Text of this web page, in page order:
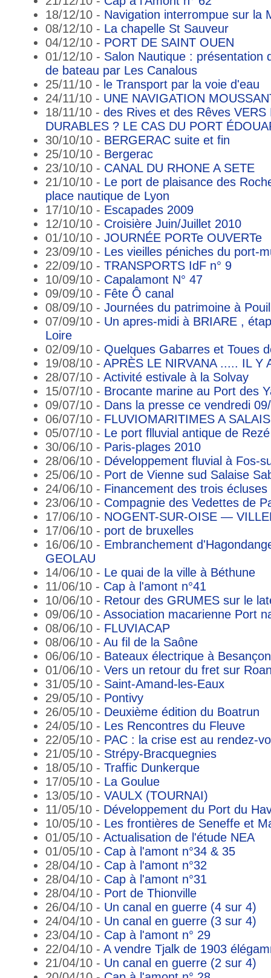
18/12/10 - Navigation interrompue sur la
08/12/10 - La chapelle St Sauveur
04/12/10 - PORT DE SAINT OUEN
01/12/10 - Salon Nautique : présentation
de bateau par Les Canalous
25/11/10 - le Transport par la voie d'eau
24/11/10 - UNE NAVIGATION
18/11/10 - des Rives et des Rêves VERS
DURABLES ? LE CAS DU PORT
30/10/10 - BERGERAC suite et fin
25/10/10 - Bergerac
23/10/10 - CANAL DU RHONE A SETE
21/10/10 - Le port de plaisance des
place nautique de Lyon
17/10/10 - Escapades 2009
12/10/10 - Croisière Juin/Juillet 2010
01/10/10 - JOURNÉE PORTe OUVERTe
23/09/10 - Les vieilles péniches du port-
22/09/10 - TRANSPORTS IdF n° 9
10/09/10 - Capalamont N° 47
09/09/10 - Fête Ô canal
08/09/10 - Journées du patrimoine à
07/09/10 - Un apres-midi à BRIARE ,
Loire
02/09/10 - Quelques Gabarres et Toues
19/08/10 - APRÈS LE NIRVANA ..... IL Y
28/07/10 - Activité estivale à la Solvay
15/07/10 - Brocante marine au Port des
09/07/10 - Dans la presse ce vendredi
06/07/10 - FLUVIOMARITIMES A
05/07/10 - Le port flluvial antique de Rezé
30/06/10 - Paris-plages 2010
28/06/10 - Développement fluvial à Fos-
25/06/10 - Port de Vienne sud Salaise
24/06/10 - Financement des trois
23/06/10 - Compagnie des Vedettes de
17/06/10 - NOGENT-SUR-OISE —
17/06/10 - port de bruxelles
16/06/10 - Embranchement
GEOLAU
14/06/10 - Le quai de la ville à Béthune
11/06/10 - Cap à l'amont n°41
10/06/10 - Retour des GRUMES sur le
09/06/10 - Association macarienne Port
08/06/10 - FLUVIACAP
08/06/10 - Au fil de la Saône
06/06/10 - Bateaux électrique à Besançon
01/06/10 - Vers un retour du fret sur
31/05/10 - Saint-Amand-les-Eaux
29/05/10 - Pontivy
26/05/10 - Deuxième édition du Boatrun
24/05/10 - Les Rencontres du Fleuve
22/05/10 - PAC : la crise est au rendez-
21/05/10 - Strépy-Bracquegnies
18/05/10 - Traffic Dunkerque
17/05/10 - La Goulue
13/05/10 - VAULX (TOURNAI)
11/05/10 - Développement du Port du
10/05/10 - Les frontières de Seneffe et
01/05/10 - Actualisation de l'étude NEA
01/05/10 - Cap à l'amont n°34 & 35
28/04/10 - Cap à l'amont n°32
28/04/10 - Cap à l'amont n°31
28/04/10 - Port de Thionville
26/04/10 - Un canal en guerre (4 sur 4)
24/04/10 - Un canal en guerre (3 sur 4)
23/04/10 - Cap à l'amont n° 29
22/04/10 - A vendre Tjalk de 1903
21/04/10 - Un canal en guerre (2 sur 4)